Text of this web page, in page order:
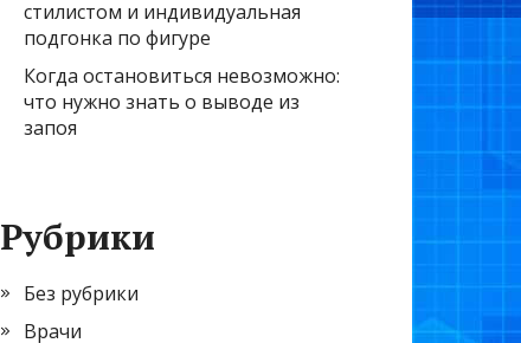
стилистом и индивидуальная
подгонка по фигуре
Когда остановиться невозможно:
что нужно знать о выводе из
запоя
Рубрики
Без рубрики
Врачи